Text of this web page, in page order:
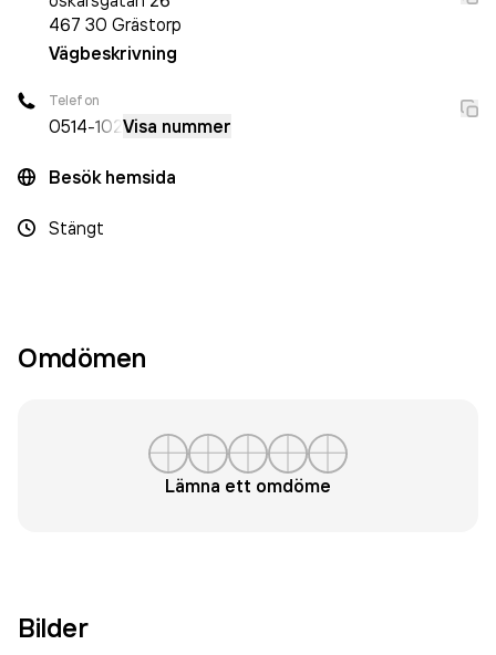
467 30 Grästorp
Vägbeskrivning
Telefon
0514-102Visa nummer
Besök hemsida
Stängt
Omdömen
Lämna ett omdöme
Bilder